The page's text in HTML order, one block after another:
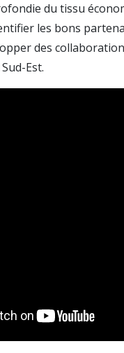
du tissu
les bons
des
Est.